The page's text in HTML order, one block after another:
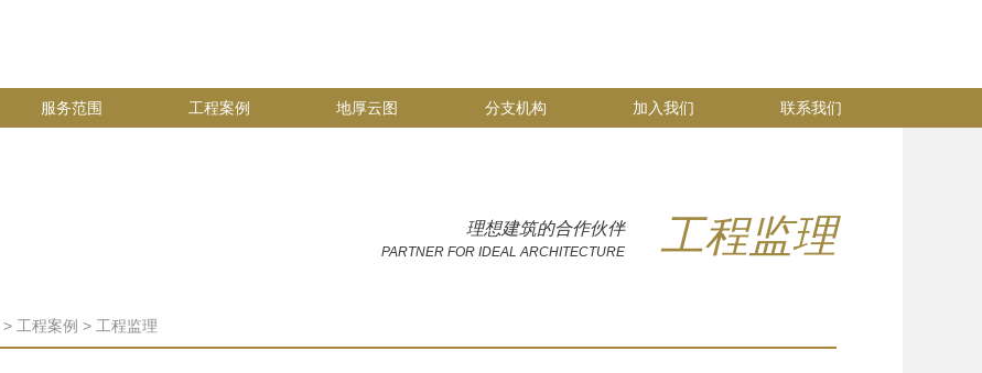
服务范围 工程案例 地厚云图 分支机构 加入我们 联系我们
工程监理
理想建筑的合作伙伴
PARTNER FOR IDEAL ARCHITECTURE
> 工程案例 > 工程监理